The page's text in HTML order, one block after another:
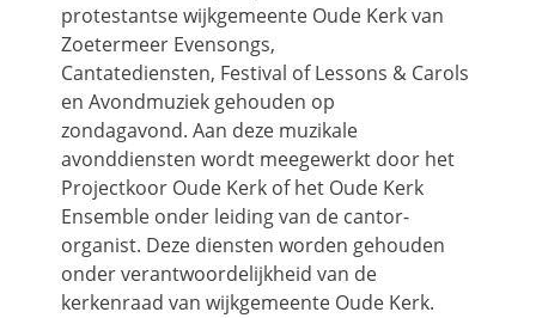
protestantse wijkgemeente Oude Kerk van
Zoetermeer Evensongs,
Cantatediensten, Festival of Lessons & Carols
en Avondmuziek gehouden op
zondagavond. Aan deze muzikale
avonddiensten wordt meegewerkt door het
Projectkoor Oude Kerk of het Oude Kerk
Ensemble onder leiding van de cantor-
organist. Deze diensten worden gehouden
onder verantwoordelijkheid van de
kerkenraad van wijkgemeente Oude Kerk.